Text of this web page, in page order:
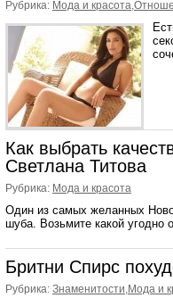
Рубрика: Мода и красота,
Как выбрать
Светлана Титова
Рубрика: Мода и красота
Один из самых желанных
шуба. Возьмите какой
Бритни Спирс
Рубрика: Знаменитости,Мода и